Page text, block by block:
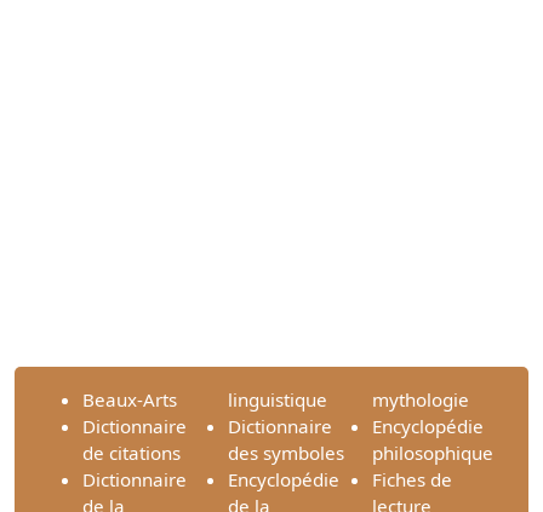
Beaux-Arts
Dictionnaire
de citations
Dictionnaire
de la
linguistique
Dictionnaire
des symboles
Encyclopédie
de la
mythologie
Encyclopédie
philosophique
Fiches de
lecture